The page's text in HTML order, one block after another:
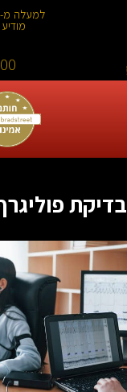
למעלה מ-51 שנות ניסיון בחקירות,
בדיקת